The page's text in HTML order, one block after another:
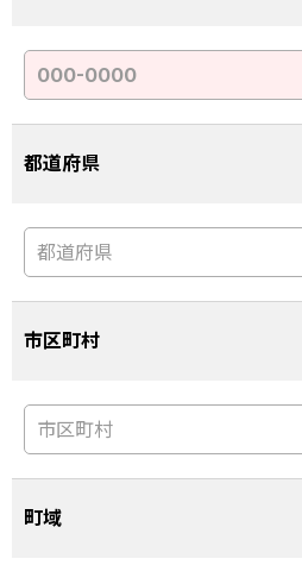
都道府県
市区町村
町域